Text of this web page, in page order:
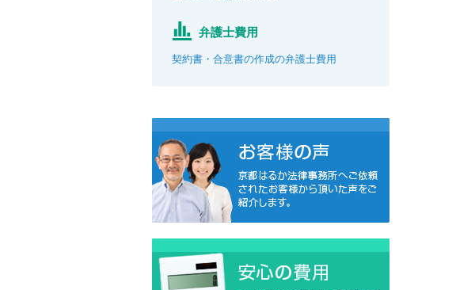
弁護士費用
契約書・合意書の作成の弁護士費用